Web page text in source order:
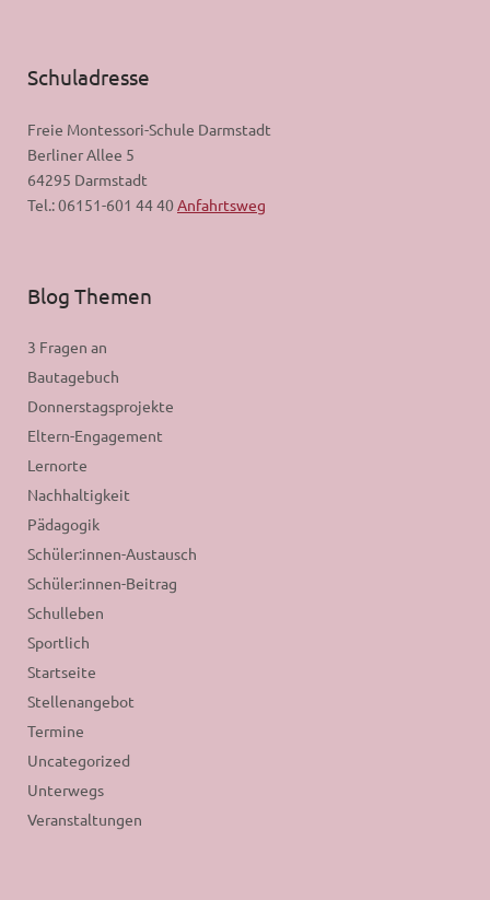
Schuladresse
Freie Montessori-Schule Darmstadt
Berliner Allee 5
64295 Darmstadt
Tel.: 06151-601 44 40Anfahrtsweg
Blog Themen
3 Fragen an
Bautagebuch
Donnerstagsprojekte
Eltern-Engagement
Lernorte
Nachhaltigkeit
Pädagogik
Schüler:innen-Austausch
Schüler:innen-Beitrag
Schulleben
Sportlich
Startseite
Stellenangebot
Termine
Uncategorized
Unterwegs
Veranstaltungen